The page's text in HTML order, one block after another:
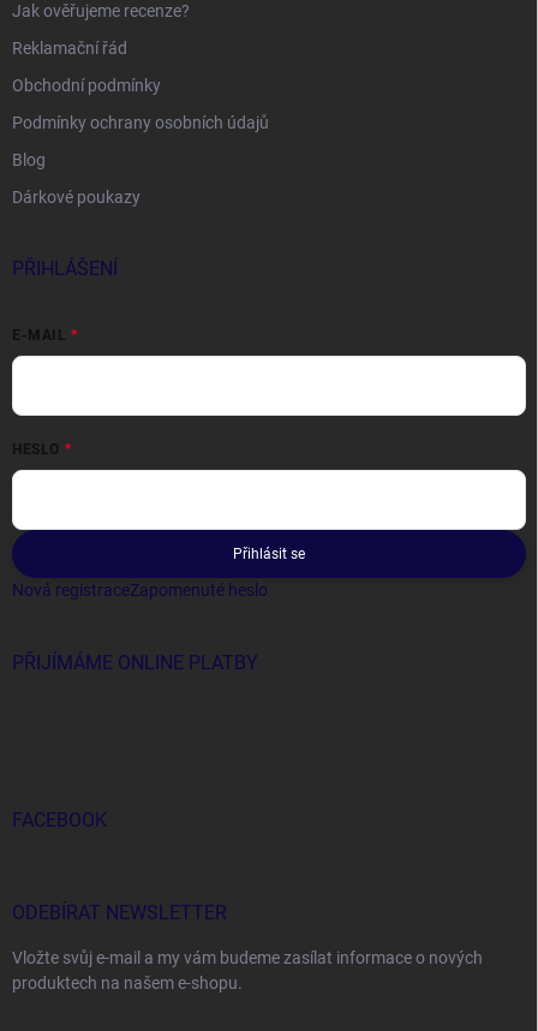
Jak ověřujeme recenze?
Reklamační řád
Obchodní podmínky
Podmínky ochrany osobních údajů
Blog
Dárkové poukazy
PŘIHLÁŠENÍ
E-MAIL
HESLO
Přihlásit se
Nová registraceZapomenuté heslo
PŘIJÍMÁME ONLINE PLATBY
FACEBOOK
ODEBÍRAT NEWSLETTER
Vložte svůj e-mail a my vám budeme zasílat informace o nových
produktech na našem e-shopu.